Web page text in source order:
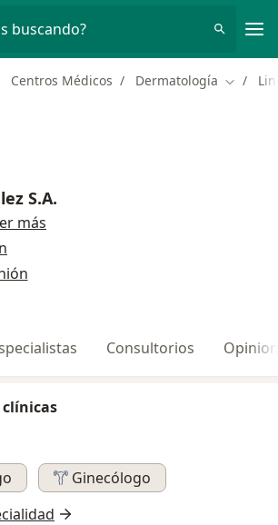
buscando?
Centros Médicos Dermatología
S.A.
más
Consultorios
Ginecólogo